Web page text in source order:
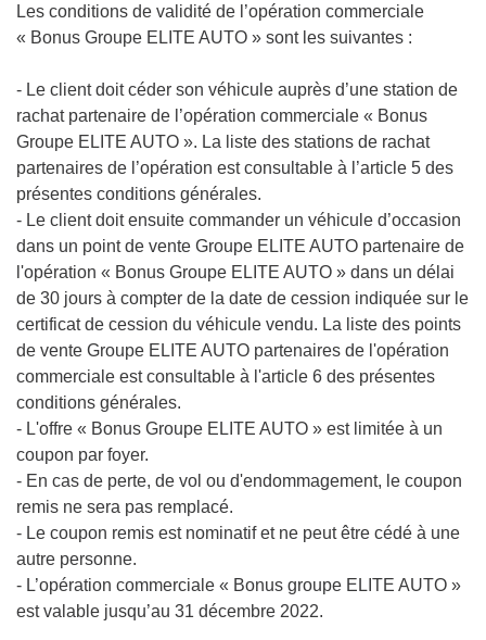
Les conditions de validité de l’opération commerciale
« Bonus Groupe ELITE AUTO » sont les suivantes :
- Le client doit céder son véhicule auprès d’une station de
rachat partenaire de l’opération commerciale « Bonus
Groupe ELITE AUTO ». La liste des stations de rachat
partenaires de l’opération est consultable à l’article 5 des
présentes conditions générales.
- Le client doit ensuite commander un véhicule d’occasion
dans un point de vente Groupe ELITE AUTO partenaire de
l'opération « Bonus Groupe ELITE AUTO » dans un délai
de 30 jours à compter de la date de cession indiquée sur le
certificat de cession du véhicule vendu. La liste des points
de vente Groupe ELITE AUTO partenaires de l'opération
commerciale est consultable à l'article 6 des présentes
conditions générales.
- L'offre « Bonus Groupe ELITE AUTO » est limitée à un
coupon par foyer.
- En cas de perte, de vol ou d'endommagement, le coupon
remis ne sera pas remplacé.
- Le coupon remis est nominatif et ne peut être cédé à une
autre personne.
- L’opération commerciale « Bonus groupe ELITE AUTO »
est valable jusqu’au 31 décembre 2022.